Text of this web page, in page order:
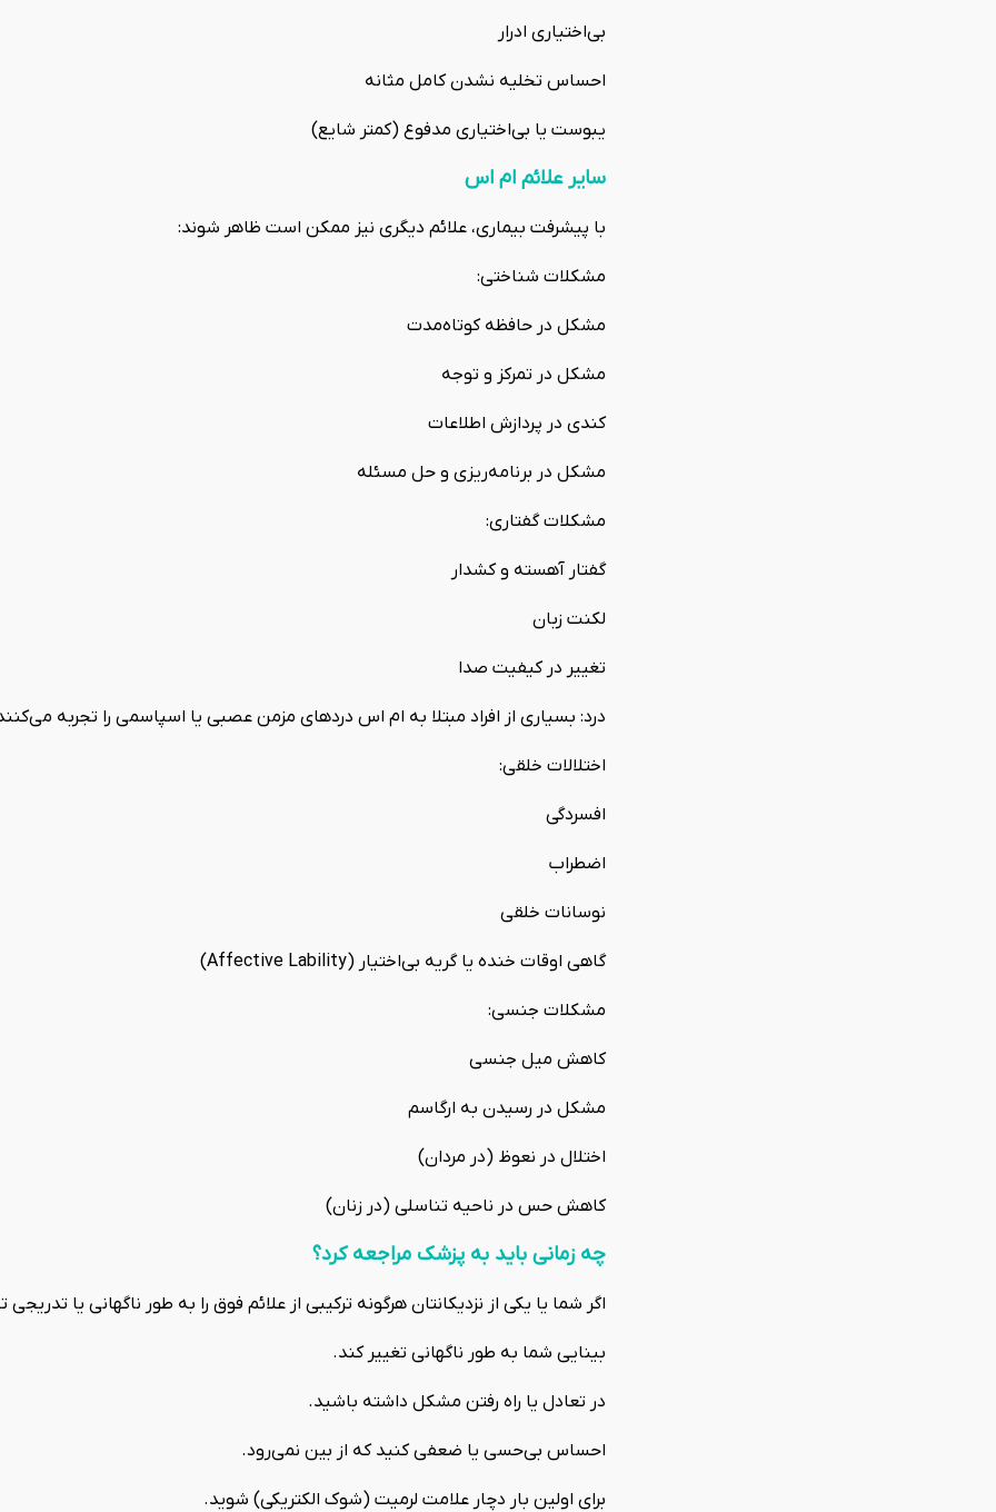
بی‌اختیاری ادرار
احساس تخلیه نشدن کامل مثانه
یبوست یا بی‌اختیاری مدفوع (کمتر شایع)
سایر علائم ام اس
با پیشرفت بیماری، علائم دیگری نیز ممکن است ظاهر شوند:
مشکلات شناختی:
مشکل در حافظه کوتاه‌مدت
مشکل در تمرکز و توجه
کندی در پردازش اطلاعات
مشکل در برنامه‌ریزی و حل مسئله
مشکلات گفتاری:
گفتار آهسته و کشدار
لکنت زبان
تغییر در کیفیت صدا
درد: بسیاری از افراد مبتلا به ام اس دردهای مزمن عصبی یا اسپاسمی را تجربه
اختلالات خلقی:
افسردگی
اضطراب
نوسانات خلقی
گاهی اوقات خنده یا گریه بی‌اختیار (Affective Lability)
مشکلات جنسی:
کاهش میل جنسی
مشکل در رسیدن به ارگاسم
اختلال در نعوظ (در مردان)
کاهش حس در ناحیه تناسلی (در زنان)
چه زمانی باید به پزشک مراجعه کرد؟
اگر شما یا یکی از نزدیکانتان هرگونه ترکیبی از علائم فوق را به طور ناگهانی یا تدریجی
بینایی شما به طور ناگهانی تغییر کند.
در تعادل یا راه رفتن مشکل داشته باشید.
احساس بی‌حسی یا ضعفی کنید که از بین نمی‌رود.
برای اولین بار دچار علامت لرمیت (شوک الکتریکی) شوید.